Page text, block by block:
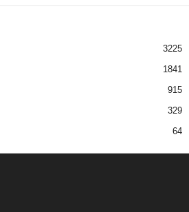
3225
1841
915
329
64